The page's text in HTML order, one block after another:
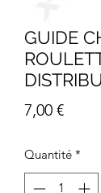
GUIDE
7,00 €Prix
Quantité *